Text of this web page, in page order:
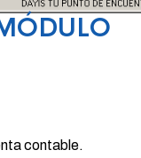
contable.